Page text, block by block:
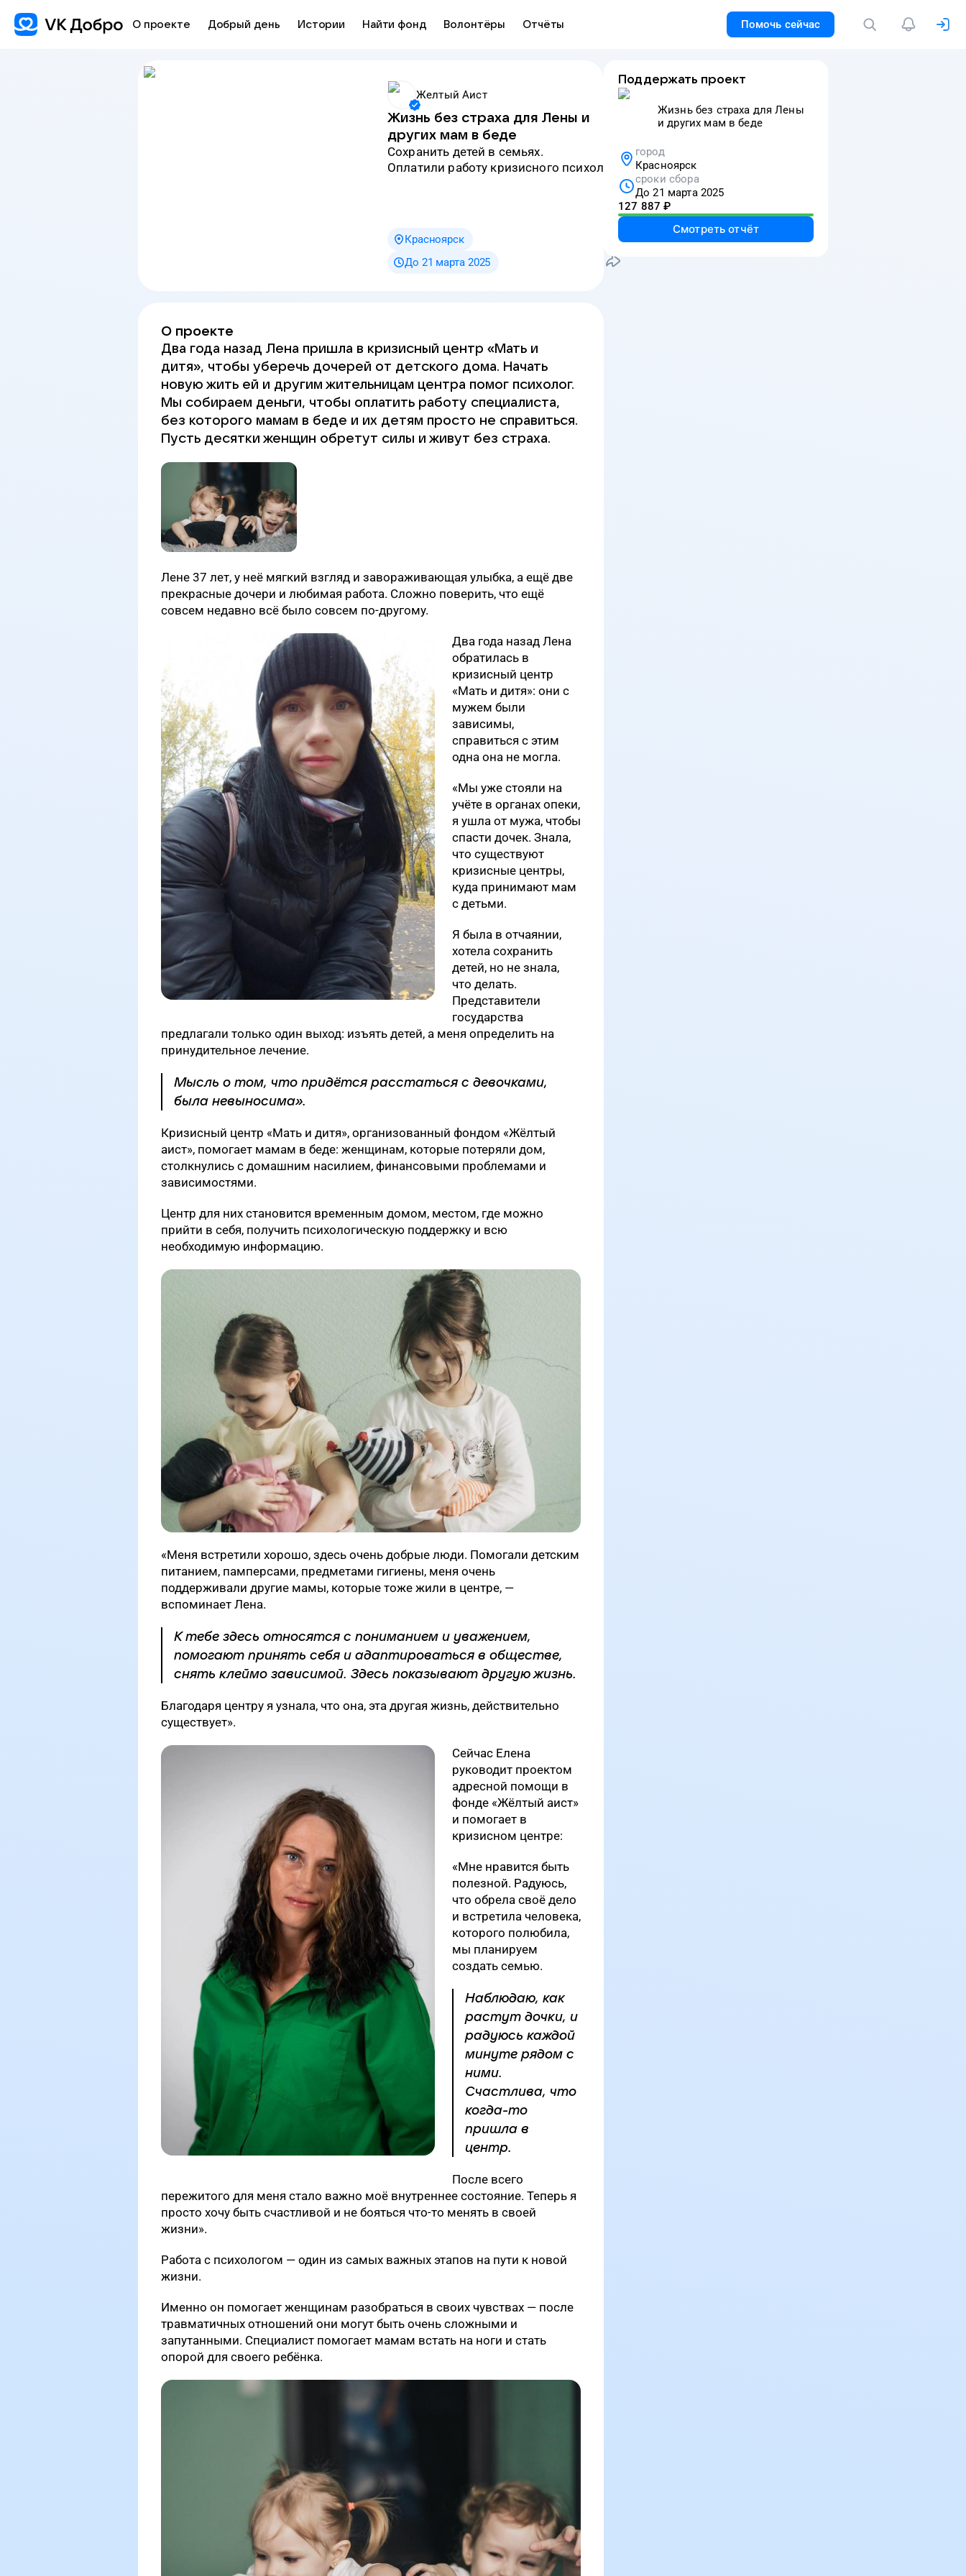
О проекте Добрый день Истории Найти фонд Волонтёры Отчёты Помочь сейчас
Желтый Аист
Жизнь без страха для Лены и
других мам в беде
сохранить детей в семьях.
Оплатили работу кризисного психолога.
Красноярск
До 21 марта 2025
О проекте
Два года назад Лена пришла в кризисный центр «Мать и
дитя», чтобы уберечь дочерей от детского дома. Начать
новую жить ей и другим жительницам центра помог психолог.
Мы собираем деньги, чтобы оплатить работу специалиста,
без которого мамам в беде и их детям просто не справиться.
Пусть десятки женщин обретут силы и живут без страха.
Лене 37 лет, у неё мягкий взгляд и завораживающая улыбка, а ещё две
прекрасные дочери и любимая работа. Сложно поверить, что ещё
совсем недавно всё было совсем по-другому.
Два года назад Лена
обратилась в
кризисный центр
«Мать и дитя»: они с
мужем были
зависимы,
справиться с этим
одна она не могла.
«Мы уже стояли на
учёте в органах опеки,
я ушла от мужа, чтобы
спасти дочек. Знала,
что существуют
кризисные центры,
куда принимают мам
с детьми.
Я была в отчаянии,
хотела сохранить
детей, но не знала,
что делать.
Представители
государства
предлагали только один выход: изъять детей, а меня определить на
принудительное лечение.
Мысль о том, что придётся расстаться с девочками,
была невыносима».
Кризисный центр «Мать и дитя», организованный фондом «Жёлтый
аист», помогает мамам в беде: женщинам, которые потеряли дом,
столкнулись с домашним насилием, финансовыми проблемами и
зависимостями.
Центр для них становится временным домом, местом, где можно
прийти в себя, получить психологическую поддержку и всю
необходимую информацию.
«Меня встретили хорошо, здесь очень добрые люди. Помогали детским
питанием, памперсами, предметами гигиены, меня очень
поддерживали другие мамы, которые тоже жили в центре, —
вспоминает Лена.
К тебе здесь относятся с пониманием и уважением,
помогают принять себя и адаптироваться в обществе,
снять клеймо зависимой. Здесь показывают другую жизнь.
Благодаря центру я узнала, что она, эта другая жизнь, действительно
существует».
Сейчас Елена
руководит проектом
адресной помощи в
фонде «Жёлтый аист»
и помогает в
кризисном центре:
«Мне нравится быть
полезной. Радуюсь,
что обрела своё дело
и встретила человека,
которого полюбила,
мы планируем
создать семью.
Наблюдаю, как
растут дочки, и
радуюсь каждой
минуте рядом с
ними.
Счастлива, что
когда-то
пришла в
центр.
После всего
пережитого для меня стало важно моё внутреннее состояние. Теперь я
просто хочу быть счастливой и не бояться что-то менять в своей
жизни».
Работа с психологом — один из самых важных этапов на пути к новой
жизни.
Именно он помогает женщинам разобраться в своих чувствах — после
травматичных отношений они могут быть очень сложными и
запутанными. Специалист помогает мамам встать на ноги и стать
опорой для своего ребёнка.
Поддержать проект
Жизнь без страха для Лены
и других мам в беде
город
Красноярск
сроки сбора
До 21 марта 2025
127 887 ₽
Смотреть отчёт